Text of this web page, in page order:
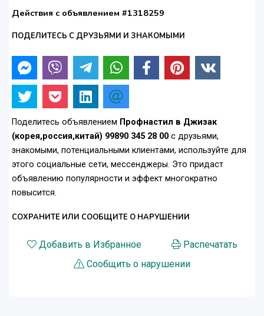
Действия с объявлением #1318259
ПОДЕЛИТЕСЬ С ДРУЗЬЯМИ И ЗНАКОМЫМИ
Поделитесь объявлением Профнастил в Джизак
(корея,россия,китай) 99890 345 28 00 с друзьями,
знакомыми, потенциальными клиентами, используйте для
этого социальные сети, мессенджеры. Это придаст
объявлению популярности и эффект многократно
повысится.
СОХРАНИТЕ ИЛИ СООБЩИТЕ О НАРУШЕНИИ
Добавить в Избранное
Распечатать
Сообщить о нарушении